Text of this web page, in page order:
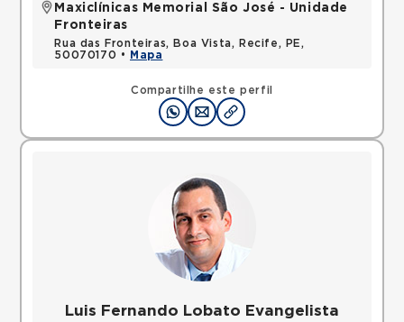
Compartilhe este perfil
Maxiclínicas Memorial São José - Unidade
Fronteiras
Rua das Fronteiras, Boa Vista, Recife, PE,
50070170 •
Mapa
Luis Fernando Lobato Evangelista